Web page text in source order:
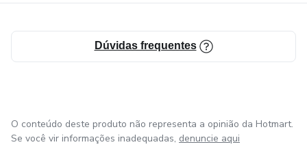
Dúvidas frequentes
O conteúdo deste produto não representa a opinião da Hotmart.
Se você vir informações inadequadas, denuncie aqui